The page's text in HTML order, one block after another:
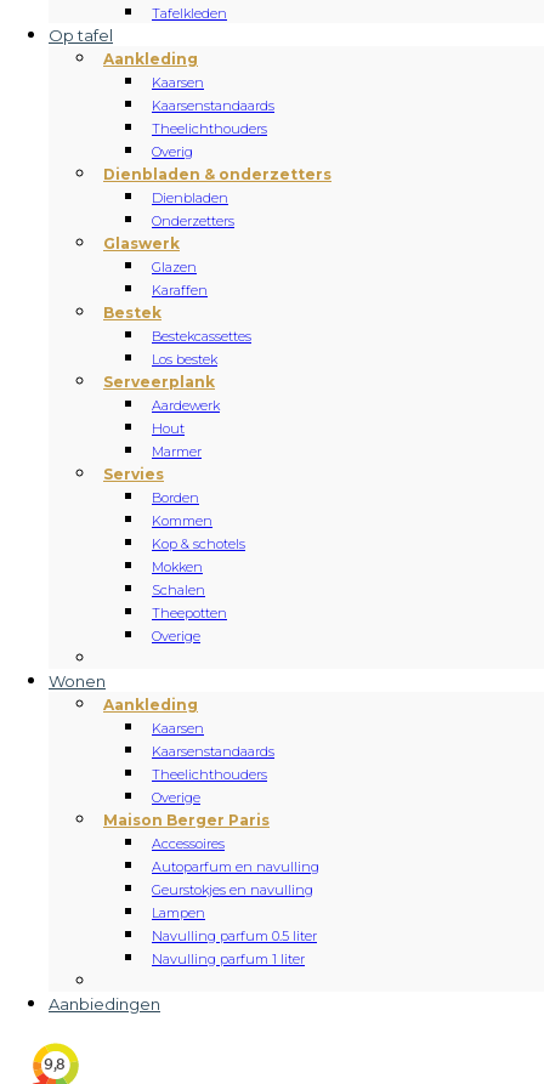
Tafelkleden
Op tafel
Aankleding
Kaarsen
Kaarsenstandaards
Theelichthouders
Overig
Dienbladen & onderzetters
Dienbladen
Onderzetters
Glaswerk
Glazen
Karaffen
Bestek
Bestekcassettes
Los bestek
Serveerplank
Aardewerk
Hout
Marmer
Servies
Borden
Kommen
Kop & schotels
Mokken
Schalen
Theepotten
Overige
Wonen
Aankleding
Kaarsen
Kaarsenstandaards
Theelichthouders
Overige
Maison Berger Paris
Accessoires
Autoparfum en navulling
Geurstokjes en navulling
Lampen
Navulling parfum 0.5 liter
Navulling parfum 1 liter
Aanbiedingen